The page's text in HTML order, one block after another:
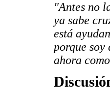
"Antes no
ya sabe
está
porque soy
ahora